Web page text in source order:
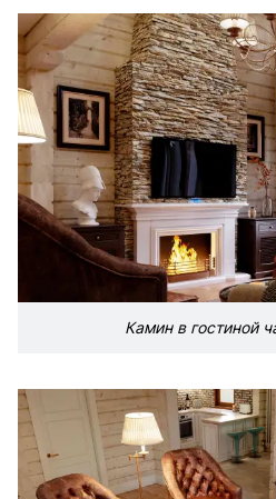
Камин в гостиной